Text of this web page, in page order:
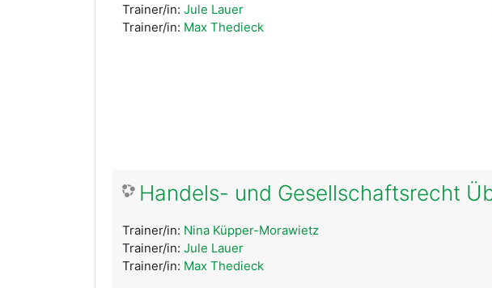
Trainer/in: Jule Lauer
Trainer/in: Max Thedieck
Handels- und Gesellschaftsrecht
Trainer/in: Nina Küpper-Morawietz
Trainer/in: Jule Lauer
Trainer/in: Max Thedieck